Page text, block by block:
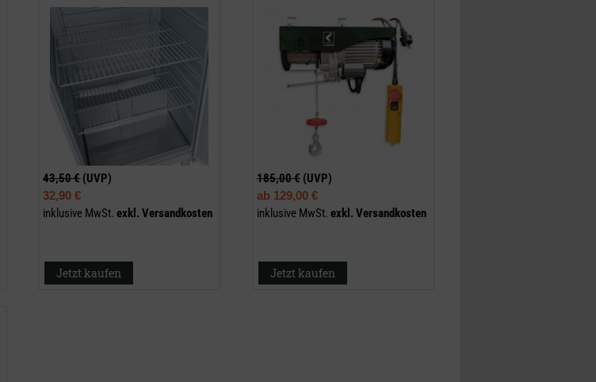
43,50 € (UVP)
32,90 €
inklusive MwSt. exkl.Versandkosten
Jetzt kaufen
185,00 € (UVP)
ab 129,00 €
inklusive MwSt. exkl. Versandkosten
Jetzt kaufen